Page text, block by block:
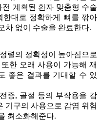
계획된 환자 맞춤형 수술
한대로 정확하게 뼈를 깎아
차 없이 수술을 완료한다.
렬의 정확성이 높아짐으로
한 오래 사용이 가능해 재
좋은 결과를 기대할 수 있
증, 골절 등의 부작용을 감
기구의 사용으로 감염 위험
최소화해준다.